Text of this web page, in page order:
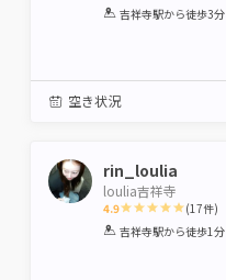
1 2 3 4 5
吉祥寺駅から徒歩3分
空き状況
rin_loulia
loulia吉祥寺
4.9
1 2 3 4 5
(17件)
吉祥寺駅から徒歩1分